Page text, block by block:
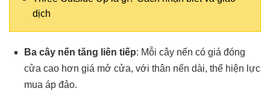
dịch
Ba cây nến tăng liên tiếp: Mỗi cây nến có giá đóng
cửa cao hơn giá mở cửa, với thân nến dài, thể hiện lực
mua áp đảo.